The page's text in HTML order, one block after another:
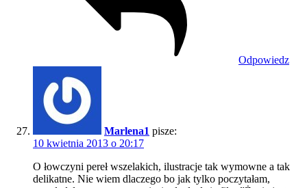
Odpowiedz
Marlena1 pisze:
10 kwietnia 2013 o 20:17
O łowczyni pereł wszelakich, ilustracje tak wymowne a tak
delikatne. Nie wiem dlaczego bo jak tylko poczytałam,